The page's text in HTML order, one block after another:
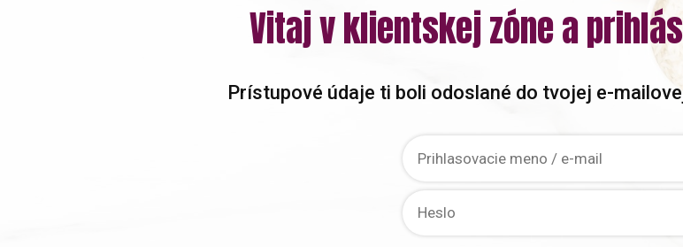
Vitaj v klientskej zóne a
Prístupové údaje ti boli odoslané do tvojej e-